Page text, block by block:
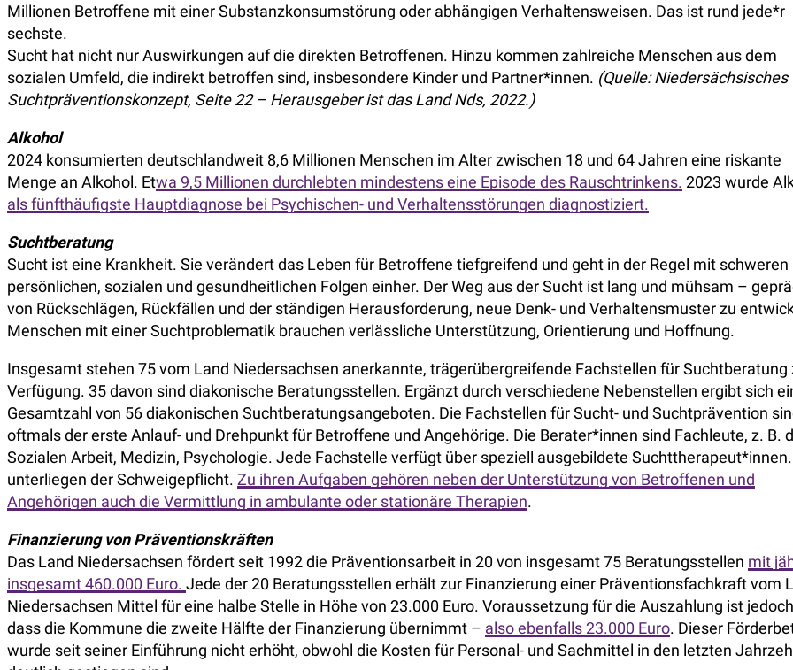
Millionen Betroffene mit einer Substanzkonsumstörung oder abhängigen Verhaltensweisen. Das ist rund jede*r
sechste.
Sucht hat nicht nur Auswirkungen auf die direkten Betroffenen. Hinzu kommen zahlreiche Menschen aus dem
sozialen Umfeld, die indirekt betroffen sind, insbesondere Kinder und Partner*innen. (Quelle: Niedersächsisches
Suchtpräventionskonzept, Seite 22 – Herausgeber ist das Land Nds, 2022.)
Alkohol
2024 konsumierten deutschlandweit 8,6 Millionen Menschen im Alter zwischen 18 und 64 Jahren eine riskante
Menge an Alkohol. Etwa 9,5 Millionen durchlebten mindestens eine Episode des Rauschtrinkens. 2023 wurde
als fünfthäufigste Hauptdiagnose bei Psychischen- und Verhaltensstörungen diagnostiziert.
Suchtberatung
Sucht ist eine Krankheit. Sie verändert das Leben für Betroffene tiefgreifend und geht in der Regel mit schweren
persönlichen, sozialen und gesundheitlichen Folgen einher. Der Weg aus der Sucht ist lang und mühsam –
von Rückschlägen, Rückfällen und der ständigen Herausforderung, neue Denk- und Verhaltensmuster zu
Menschen mit einer Suchtproblematik brauchen verlässliche Unterstützung, Orientierung und Hoffnung.
Insgesamt stehen 75 vom Land Niedersachsen anerkannte, trägerübergreifende Fachstellen für Suchtberatung
Verfügung. 35 davon sind diakonische Beratungsstellen. Ergänzt durch verschiedene Nebenstellen ergibt sich
Gesamtzahl von 56 diakonischen Suchtberatungsangeboten. Die Fachstellen für Sucht- und Suchtprävention
oftmals der erste Anlauf- und Drehpunkt für Betroffene und Angehörige. Die Berater*innen sind Fachleute, z. B.
Sozialen Arbeit, Medizin, Psychologie. Jede Fachstelle verfügt über speziell ausgebildete
unterliegen der Schweigepflicht. Zu ihren Aufgaben gehören neben der Unterstützung von Betroffenen und
Angehörigen auch die Vermittlung in ambulante oder stationäre Therapien.
Finanzierung von Präventionskräften
Das Land Niedersachsen fördert seit 1992 die Präventionsarbeit in 20 von insgesamt 75 Beratungsstellen mit
insgesamt 460.000 Euro. Jede der 20 Beratungsstellen erhält zur Finanzierung einer Präventionsfachkraft vom
Niedersachsen Mittel für eine halbe Stelle in Höhe von 23.000 Euro. Voraussetzung für die Auszahlung ist
dass die Kommune die zweite Hälfte der Finanzierung übernimmt – also ebenfalls 23.000 Euro. Dieser
wurde seit seiner Einführung nicht erhöht, obwohl die Kosten für Personal- und Sachmittel in den letzten